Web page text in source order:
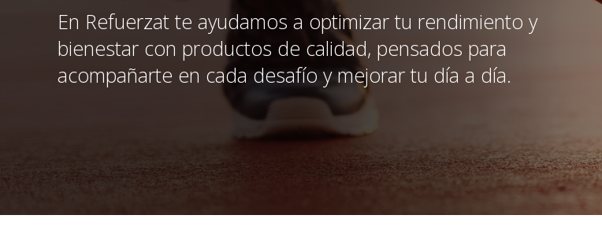
En Refuerzat te ayudamos a optimizar tu rendimiento y
bienestar con productos de calidad, pensados para
acompañarte en cada desafío y mejorar tu día a día.